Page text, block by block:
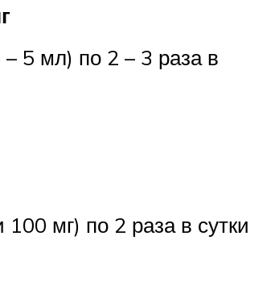
5 мл) по 2 – 3 раза в
мг) по 2 раза в сутки